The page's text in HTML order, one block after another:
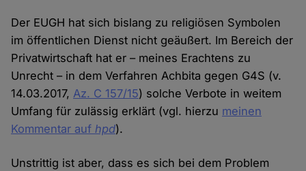
Der EUGH hat sich bislang zu religiösen Symbolen
im öffentlichen Dienst nicht geäußert. Im Bereich der
Privatwirtschaft hat er – meines Erachtens zu
Unrecht – in dem Verfahren Achbita gegen G4S (v.
14.03.2017,Az. C 157/15) solche Verbote in weitem
Umfang für zulässig erklärt (vgl. hierzu meinen
Kommentar aufhpd).
Unstrittig ist aber, dass es sich bei dem Problem